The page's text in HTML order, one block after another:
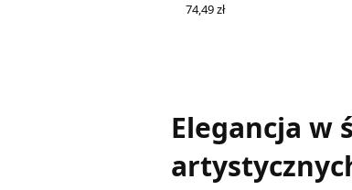
74,49zł
Elegancja w